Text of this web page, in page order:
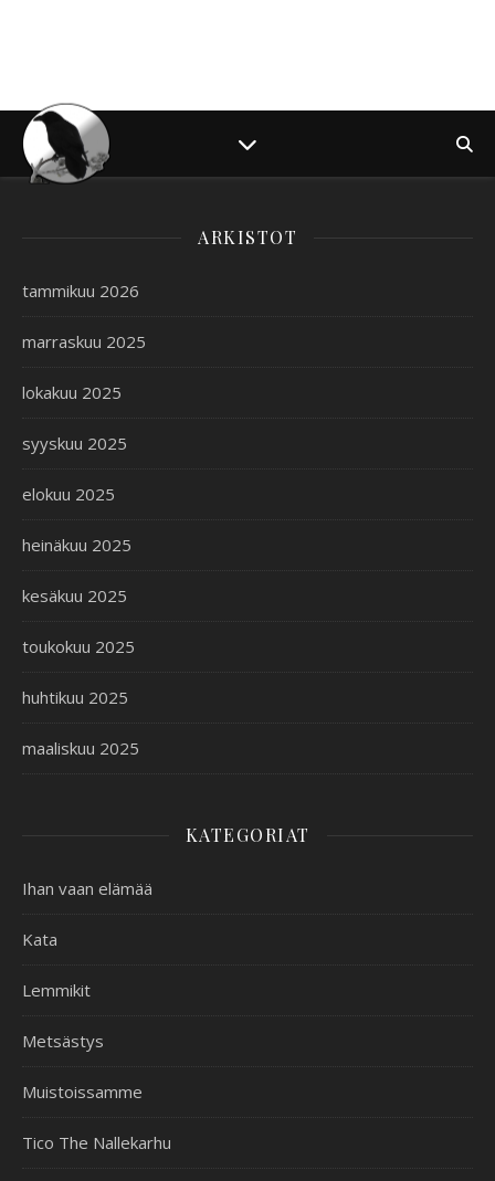
ARKISTOT
tammikuu 2026
marraskuu 2025
lokakuu 2025
syyskuu 2025
elokuu 2025
heinäkuu 2025
kesäkuu 2025
toukokuu 2025
huhtikuu 2025
maaliskuu 2025
KATEGORIAT
Ihan vaan elämää
Kata
Lemmikit
Metsästys
Muistoissamme
Tico The Nallekarhu